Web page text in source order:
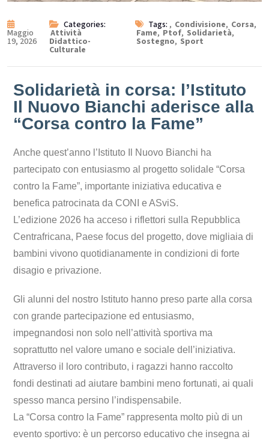
Maggio
19, 2026
Categories:
Attività
Didattico-
Culturale
Tags: , Condivisione, Corsa,
Fame, Ptof, Solidarietà,
Sostegno, Sport
Solidarietà in corsa: l’Istituto
Il Nuovo Bianchi aderisce alla
“Corsa contro la Fame”
Anche quest’anno l’Istituto Il Nuovo Bianchi ha
partecipato con entusiasmo al progetto solidale “Corsa
contro la Fame”, importante iniziativa educativa e
benefica patrocinata da CONI e ASviS.
L’edizione 2026 ha acceso i riflettori sulla Repubblica
Centrafricana, Paese focus del progetto, dove migliaia di
bambini vivono quotidianamente in condizioni di forte
disagio e privazione.
Gli alunni del nostro Istituto hanno preso parte alla corsa
con grande partecipazione ed entusiasmo,
impegnandosi non solo nell’attività sportiva ma
soprattutto nel valore umano e sociale dell’iniziativa.
Attraverso il loro contributo, i ragazzi hanno raccolto
fondi destinati ad aiutare bambini meno fortunati, ai quali
spesso manca persino l’indispensabile.
La “Corsa contro la Fame” rappresenta molto più di un
evento sportivo: è un percorso educativo che insegna ai